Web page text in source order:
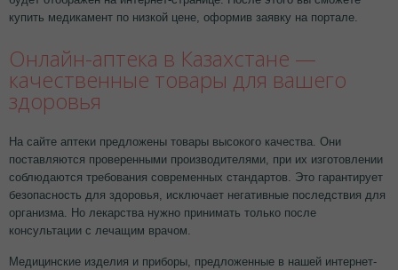
купить медикамент по низкой цене, оформив заявку на портале.
Онлайн-аптека в Казахстане —
качественные товары для вашего
здоровья
На сайте аптеки предложены товары высокого качества. Они
поставляются проверенными производителями, при их изготовлении
соблюдаются требования современных стандартов. Это гарантирует
безопасность для здоровья, исключает негативные последствия для
организма. Но лекарства нужно принимать только после
консультации с лечащим врачом.
Медицинские изделия и приборы, предложенные в нашей интернет-